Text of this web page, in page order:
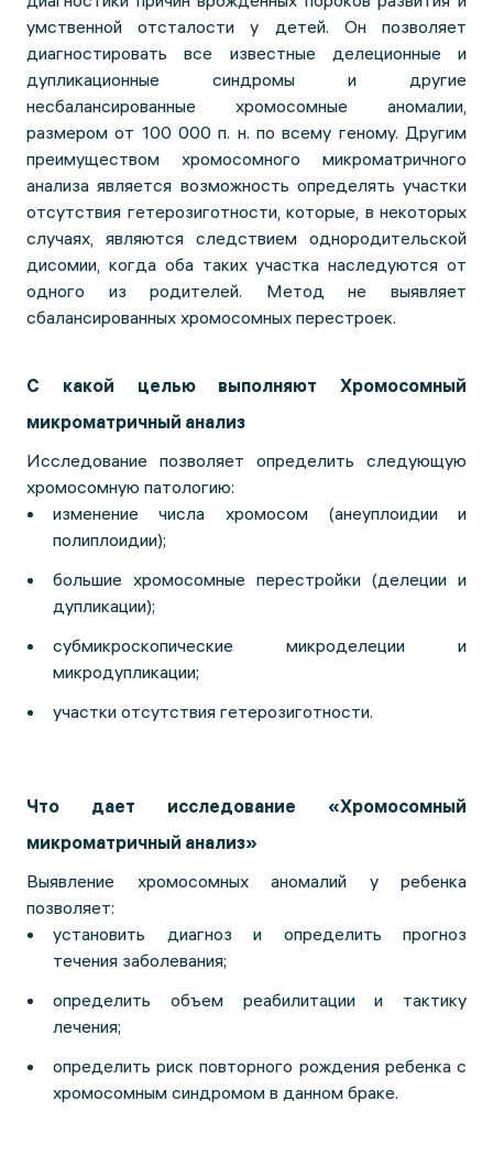
умственной отсталости у детей. Он позволяет
диагностировать все известные делеционные и
дупликационные синдромы и другие
несбалансированные хромосомные аномалии,
размером от 100 000 п. н. по всему геному. Другим
преимуществом хромосомного микроматричного
анализа является возможность определять участки
отсутствия гетерозиготности, которые, в некоторых
случаях, являются следствием однородительской
дисомии, когда оба таких участка наследуются от
одного из родителей. Метод не выявляет
сбалансированных хромосомных перестроек.
С какой целью выполняют Хромосомный
микроматричный анализ
Исследование позволяет определить следующую
хромосомную патологию:
изменение числа хромосом (анеуплоидии и
полиплоидии);
большие хромосомные перестройки (делеции и
дупликации);
субмикроскопические микроделеции и
микродупликации;
участки отсутствия гетерозиготности.
Что дает исследование «Хромосомный
микроматричный анализ»
Выявление хромосомных аномалий у ребенка
позволяет:
установить диагноз и определить прогноз
течения заболевания;
определить объем реабилитации и тактику
лечения;
определить риск повторного рождения ребенка с
хромосомным синдромом в данном браке.